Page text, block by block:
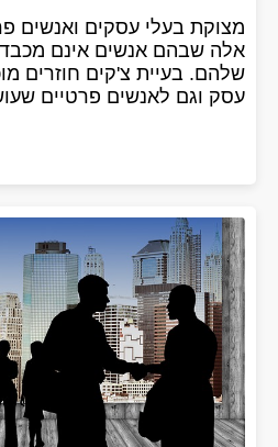
מצוקת בעלי עסקים ואנשים
אלה שבהם אנשים אינם
שלהם. בעיית צ'קים חוזרים
עסק וגם לאנשים פרטיים